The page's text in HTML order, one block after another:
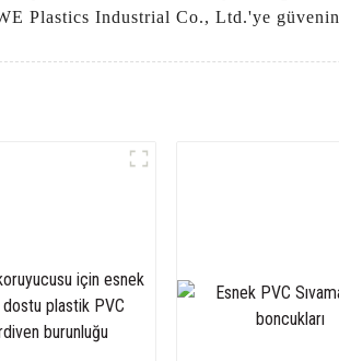
Plastics Industrial Co., Ltd.'ye güvenin